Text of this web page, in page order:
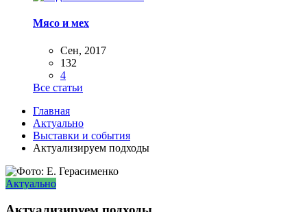
Мясо и мех
Сен, 2017
132
4
Все статьи
Главная
Актуально
Выставки и события
Актуализируем подходы
Актуально